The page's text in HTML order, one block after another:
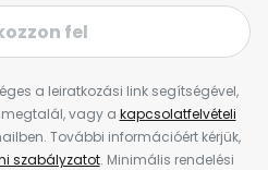
fel
a leiratkozási link segítségével,
vagy a kapcsolatfelvételi
További információért kérjük,
szabályzatot. Minimális rendelési